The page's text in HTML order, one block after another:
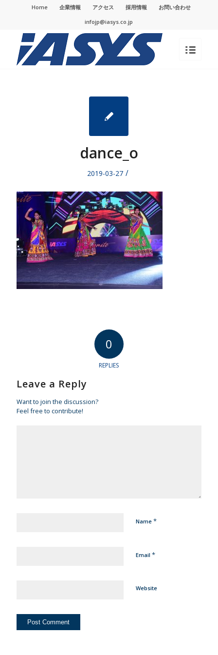
Home 企業情報 アクセス 採用情報
お問い合わせ
infojp@iasys.co.jp
dance_o
2019-03-27 /
0
REPLIES
Leave a Reply
Want to join the discussion?
Feel free to contribute!
Name *
Email *
Website